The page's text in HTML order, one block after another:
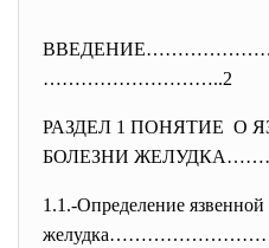
………………………..2
РАЗДЕЛ 1 ПОНЯТИЕ О
БОЛЕЗНИ
1.1.-Определение язвенной